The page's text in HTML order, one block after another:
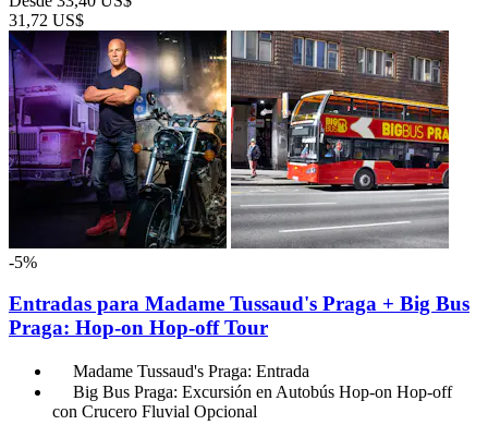
31,72 US$
-5%
Entradas para Madame Tussaud's Praga + Big Bus
Praga: Hop-on Hop-off Tour
Madame Tussaud's Praga: Entrada
Big Bus Praga: Excursión en Autobús Hop-on Hop-off
con Crucero Fluvial Opcional